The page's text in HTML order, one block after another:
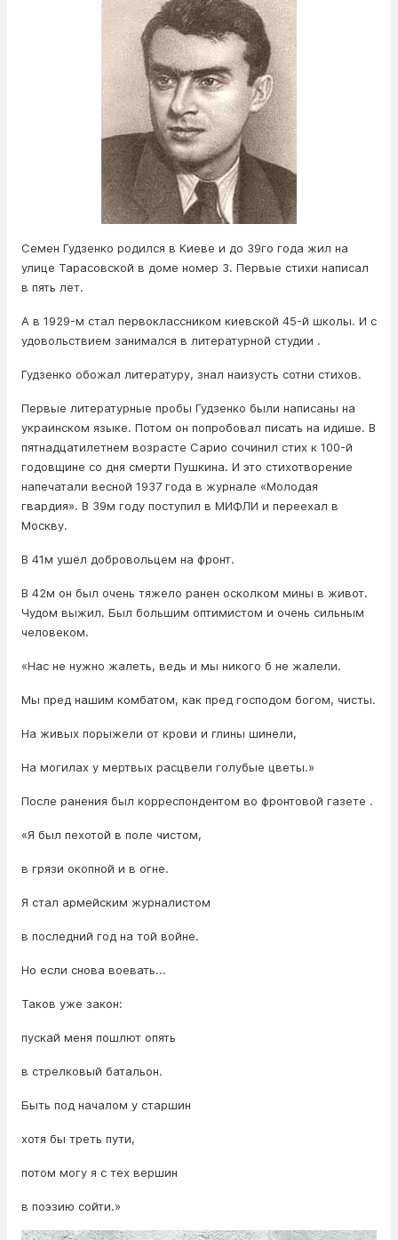
Семен Гудзенко родился в Киеве и до 39го года жил на
улице Тарасовской в доме номер 3. Первые стихи написал
в пять лет.
А в 1929-м стал первоклассником киевской 45-й школы. И с
удовольствием занимался в литературной студии .
Гудзенко обожал литературу, знал наизусть сотни стихов.
Первые литературные пробы Гудзенко были написаны на
украинском языке. Потом он попробовал писать на идише. В
пятнадцатилетнем возрасте Сарио сочинил стих к 100-й
годовщине со дня смерти Пушкина. И это стихотворение
напечатали весной 1937 года в журнале «Молодая
гвардия». В 39м году поступил в МИФЛИ и переехал в
Москву.
В 41м ушёл добровольцем на фронт.
В 42м он был очень тяжело ранен осколком мины в живот.
Чудом выжил. Был большим оптимистом и очень сильным
человеком.
«Нас не нужно жалеть, ведь и мы никого б не жалели.
Мы пред нашим комбатом, как пред господом богом, чисты.
На живых порыжели от крови и глины шинели,
На могилах у мертвых расцвели голубые цветы.»
После ранения был корреспондентом во фронтовой газете .
«Я был пехотой в поле чистом,
в грязи окопной и в огне.
Я стал армейским журналистом
в последний год на той войне.
Но если снова воевать...
Таков уже закон:
пускай меня пошлют опять
в стрелковый батальон.
Быть под началом у старшин
хотя бы треть пути,
потом могу я с тех вершин
в поэзию сойти.»